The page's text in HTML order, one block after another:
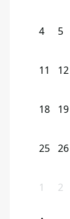
4 5
11 12
18 19
25 26
1 2